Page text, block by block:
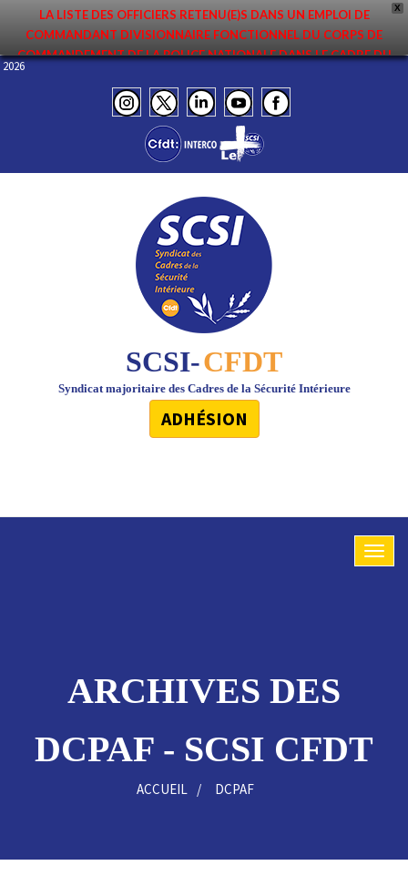
X
LA LISTE DES OFFICIERS RETENU(E)S DANS UN EMPLOI DE
COMMANDANT DIVISIONNAIRE FONCTIONNEL DU CORPS DE
COMMANDEMENT DE LA POLICE NATIONALE DANS LE CADRE DU
PREMIER MOUVEMENT 2026 A ÉTÉ DIFFUSÉE. ELLE EST DISPONIBLE EN
PAGES PROTÉGÉES DU SITE. FÉLICITATIONS AUX NOMMÉ(E)S !
2026
SCSI-CFDT
Syndicat majoritaire des Cadres de la Sécurité Intérieure
ADHÉSION
ARCHIVES DES
DCPAF - SCSI CFDT
ACCUEIL DCPAF